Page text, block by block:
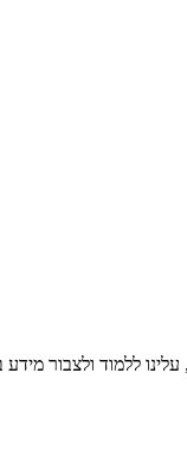
ללמוד ולצבור